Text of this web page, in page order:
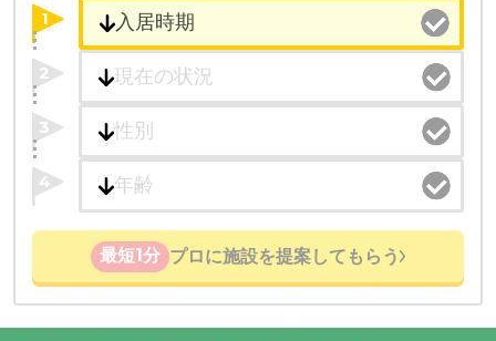
1
2
3
4
最短1分 プロに施設を提案してもらう